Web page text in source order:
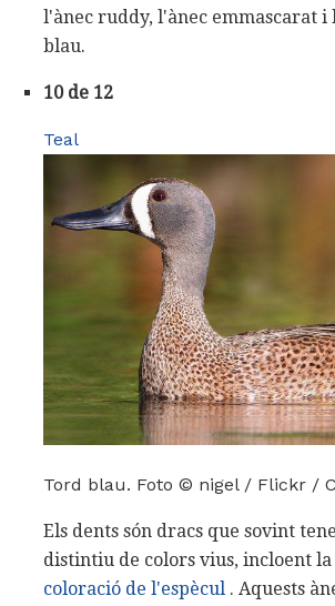
l'ànec ruddy, l'ànec emmascarat i
blau.
10 de 12
Teal
Tord blau. Foto © nigel / Flickr /
Els dents són dracs que sovint
distintiu de colors vius, incloent la
coloració de l'espècul . Aquests